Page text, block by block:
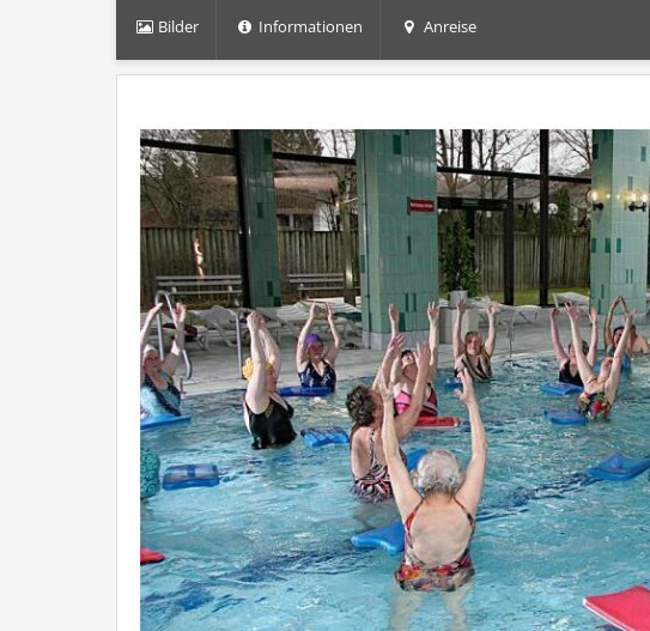
Bilder Informationen Anreise